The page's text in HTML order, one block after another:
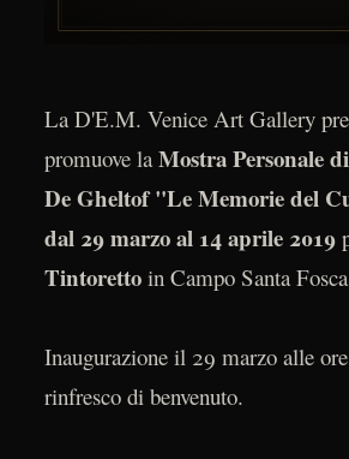
La D'E.M. Venice Art Gallery
promuove la Mostra Personale
De Gheltof "Le Memorie del
dal 29 marzo al 14 aprile 2019
Tintorettoin Campo Santa
Inaugurazione il 29 marzo alle
rinfresco di benvenuto.